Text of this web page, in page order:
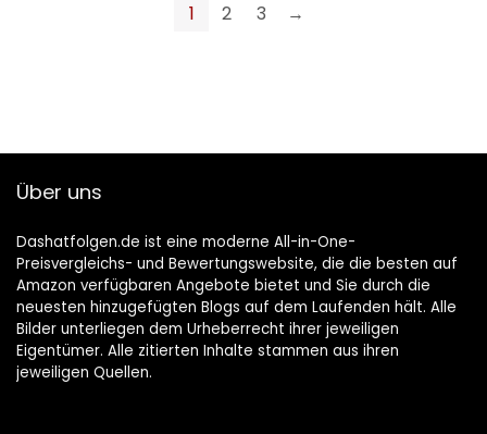
1 2 3 →
Über uns
Dashatfolgen.de ist eine moderne All-in-One-
Preisvergleichs- und Bewertungswebsite, die die besten auf
Amazon verfügbaren Angebote bietet und Sie durch die
neuesten hinzugefügten Blogs auf dem Laufenden hält. Alle
Bilder unterliegen dem Urheberrecht ihrer jeweiligen
Eigentümer. Alle zitierten Inhalte stammen aus ihren
jeweiligen Quellen.